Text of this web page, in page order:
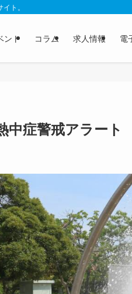
ト。
ント コラム 求人情報 電
中症警戒アラート